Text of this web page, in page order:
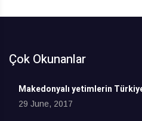
Çok Okunanlar
Makedonyalı yetimlerin
29 June, 2017